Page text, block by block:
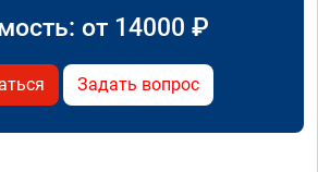
от 14000 ₽
Задать вопрос